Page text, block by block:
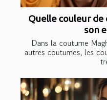
Quelle couleur de
son
Dans la coutume
autres coutumes, les